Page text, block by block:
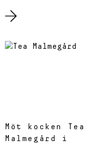
Möt kocken Tea
Malmegård i